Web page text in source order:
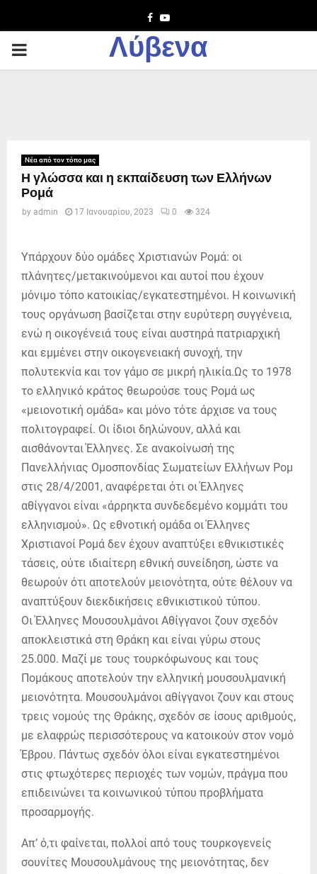
Facebook
Youtube
PRIMARY
Λύβενα
Νέα από τον τόπο μας
Η γλώσσα και η εκπαίδευση των Ελλήνων
Ρομά
by admin 17 Ιανουαρίου, 2023 0 324
Υπάρχουν δύο ομάδες Χριστιανών Ρομά: οι
πλάνητες/μετακινούμενοι και αυτοί που έχουν
μόνιμο τόπο κατοικίας/εγκατεστημένοι. Η κοινωνική
τους οργάνωση βασίζεται στην ευρύτερη συγγένεια,
ενώ η οικογένειά τους είναι αυστηρά πατριαρχική
και εμμένει στην οικογενειακή συνοχή, την
πολυτεκνία και τον γάμο σε μικρή ηλικία.Ως το 1978
το ελληνικό κράτος θεωρούσε τους Ρομά ως
«μειονοτική ομάδα» και μόνο τότε άρχισε να τους
πολιτογραφεί. Οι ίδιοι δηλώνουν, αλλά και
αισθάνονται Έλληνες. Σε ανακοίνωσή της
Πανελλήνιας Ομοσπονδίας Σωματείων Ελλήνων Ρομ
στις 28/4/2001, αναφέρεται ότι οι Έλληνες
αθίγγανοι είναι «άρρηκτα συνδεδεμένο κομμάτι του
ελληνισμού». Ως εθνοτική ομάδα οι Έλληνες
Χριστιανοί Ρομά δεν έχουν αναπτύξει εθνικιστικές
τάσεις, ούτε ιδιαίτερη εθνική συνείδηση, ώστε να
θεωρούν ότι αποτελούν μειονότητα, ούτε θέλουν να
αναπτύξουν διεκδικήσεις εθνικιστικού τύπου.
Οι Έλληνες Μουσουλμάνοι Αθίγγανοι ζουν σχεδόν
αποκλειστικά στη Θράκη και είναι γύρω στους
25.000. Μαζί με τους τουρκόφωνους και τους
Πομάκους αποτελούν την ελληνική μουσουλμανική
μειονότητα. Μουσουλμάνοι αθίγγανοι ζουν και στους
τρεις νομούς της Θράκης, σχεδόν σε ίσους αριθμούς,
με ελαφρώς περισσότερους να κατοικούν στον νομό
Έβρου. Πάντως σχεδόν όλοι είναι εγκατεστημένοι
στις φτωχότερες περιοχές των νομών, πράγμα που
επιδεινώνει τα κοινωνικού τύπου προβλήματα
προσαρμογής.
Απ’ ό,τι φαίνεται, πολλοί από τους τουρκογενείς
σουνίτες Μουσουλμάνους της μειονότητας, δεν